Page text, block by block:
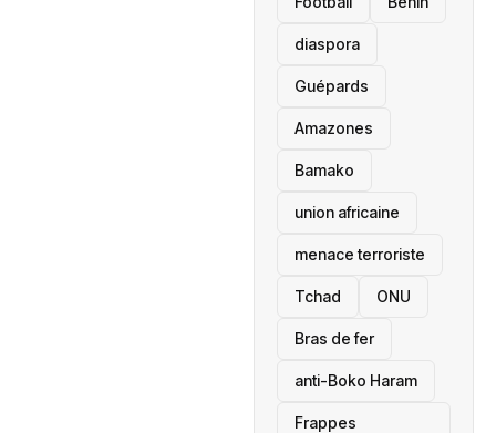
diaspora
Guépards
Amazones
Bamako
union africaine
menace terroriste
‎Tchad ONU
Bras de fer
anti-Boko Haram
Frappes